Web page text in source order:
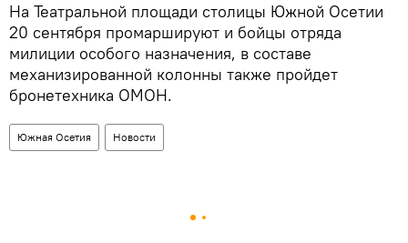
На Театральной площади столицы Южной Осетии
20 сентября промаршируют и бойцы отряда
милиции особого назначения, в составе
механизированной колонны также пройдет
бронетехника ОМОН.
Южная Осетия Новости